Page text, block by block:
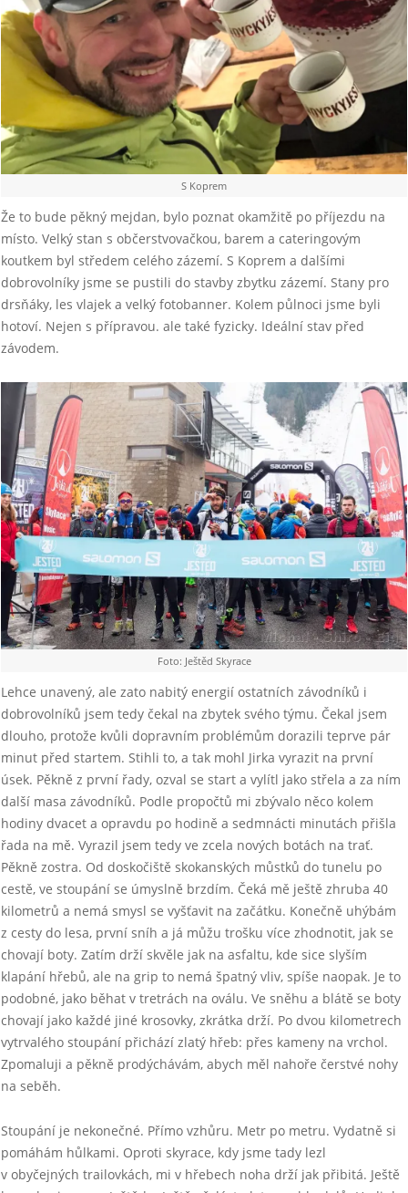
S Koprem
Že to bude pěkný mejdan, bylo poznat okamžitě po příjezdu na
místo. Velký stan s občerstvovačkou, barem a cateringovým
koutkem byl středem celého zázemí. S Koprem a dalšími
dobrovolníky jsme se pustili do stavby zbytku zázemí. Stany pro
drsňáky, les vlajek a velký fotobanner. Kolem půlnoci jsme byli
hotoví. Nejen s přípravou. ale také fyzicky. Ideální stav před
závodem.
Foto: Ještěd Skyrace
Lehce unavený, ale zato nabitý energií ostatních závodníků i
dobrovolníků jsem tedy čekal na zbytek svého týmu. Čekal jsem
dlouho, protože kvůli dopravním problémům dorazili teprve pár
minut před startem. Stihli to, a tak mohl Jirka vyrazit na první
úsek. Pěkně z první řady, ozval se start a vylítl jako střela a za ním
další masa závodníků. Podle propočtů mi zbývalo něco kolem
hodiny dvacet a opravdu po hodině a sedmnácti minutách přišla
řada na mě. Vyrazil jsem tedy ve zcela nových botách na trať.
Pěkně zostra. Od doskočiště skokanských můstků do tunelu po
cestě, ve stoupání se úmyslně brzdím. Čeká mě ještě zhruba 40
kilometrů a nemá smysl se vyšťavit na začátku. Konečně uhýbám
z cesty do lesa, první sníh a já můžu trošku více zhodnotit, jak se
chovají boty. Zatím drží skvěle jak na asfaltu, kde sice slyším
klapání hřebů, ale na grip to nemá špatný vliv, spíše naopak. Je to
podobné, jako běhat v tretrách na oválu. Ve sněhu a blátě se boty
chovají jako každé jiné krosovky, zkrátka drží. Po dvou kilometrech
vytrvalého stoupání přichází zlatý hřeb: přes kameny na vrchol.
Zpomaluji a pěkně prodýchávám, abych měl nahoře čerstvé nohy
na seběh.
Stoupání je nekonečné. Přímo vzhůru. Metr po metru. Vydatně si
pomáhám hůlkami. Oproti skyrace, kdy jsme tady lezl
v obyčejných trailovkách, mi v hřebech noha drží jak přibitá. Ještě